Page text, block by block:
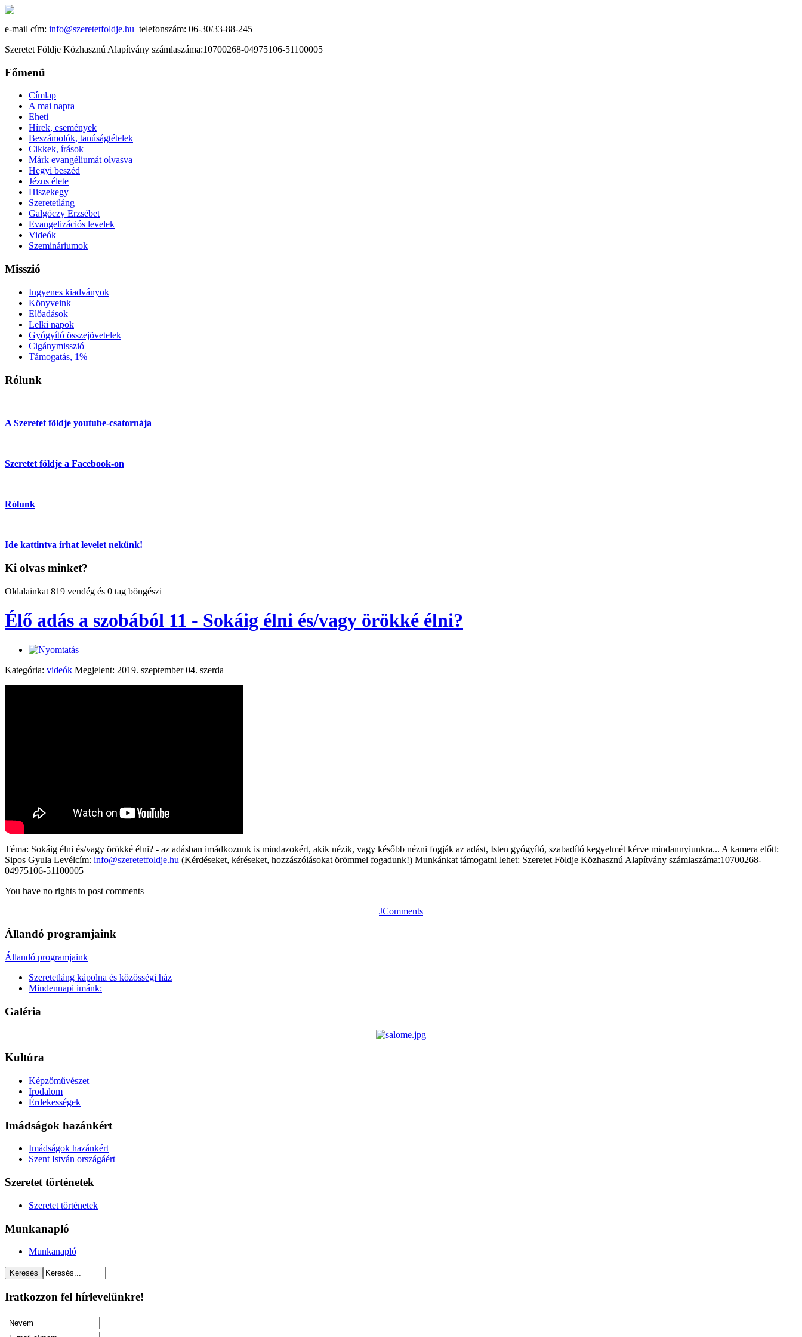
e-mail cím: info@szeretetfoldje.hu telefonszám: 06-30/33-88-245
Szeretet Földje Közhasznú Alapítvány számlaszáma:10700268-04975106-51100005
Főmenü
Címlap
A mai napra
Eheti
Hírek, események
Beszámolók, tanúságtételek
Cikkek, írások
Márk evangéliumát olvasva
Hegyi beszéd
Jézus élete
Hiszekegy
Szeretetláng
Galgóczy Erzsébet
Evangelizációs levelek
Videók
Szemináriumok
Misszió
Ingyenes kiadványok
Könyveink
Előadások
Lelki napok
Gyógyító összejövetelek
Cigánymisszió
Támogatás, 1%
Rólunk
A Szeretet földje youtube-csatornája
Szeretet földje a Facebook-on
Rólunk
Ide kattintva írhat levelet nekünk!
Ki olvas minket?
Oldalainkat 819 vendég és 0 tag böngészi
Élő adás a szobából 11 - Sokáig élni és/vagy örökké élni?
Kategória: videók Megjelent: 2019. szeptember 04. szerda
Téma: Sokáig élni és/vagy örökké élni? - az adásban imádkozunk is mindazokért, akik nézik, vagy később nézni fogják az adást, Isten gyógyító, szabadító kegyelmét kérve mindannyiunkra... A kamera előtt:
Sipos Gyula Levélcím: info@szeretetfoldje.hu (Kérdéseket, kéréseket, hozzászólásokat örömmel fogadunk!) Munkánkat támogatni lehet: Szeretet Földje Közhasznú Alapítvány számlaszáma:10700268-
04975106-51100005
You have no rights to post comments
JComments
Állandó programjaink
Állandó programjaink
Szeretetláng kápolna és közösségi ház
Mindennapi imánk:
Galéria
Kultúra
Képzőművészet
Irodalom
Érdekességek
Imádságok hazánkért
Imádságok hazánkért
Szent István országáért
Szeretet történetek
Szeretet történetek
Munkanapló
Munkanapló
Iratkozzon fel hírlevelünkre!